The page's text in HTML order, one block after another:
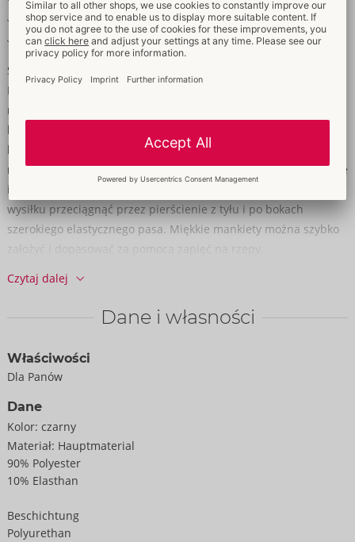
Miękkie mankiety zapinane na rzepy
Miękkie i elastyczne dla wysokiego komfortu noszenia
Spodnie z poczuciem przygody i zniewolenia!
Podkreślające spodnie od Svenjoyment w chłodnym czarnym
matowym wyglądzie. Ekscytująco pozbawione dołu i z zamkiem
błyskawicznym w saszetce. Miękkie i elastyczne dla wysokiego
komfortu noszenia. Jako specjalny dodatek dołączone są 2
mankiety na kostki - stylowo dopasowane w matowym wyglądzie
i idealne do wygodnego zabezpieczenia dłoni. Można je bez
wysiłku przeciągnąć przez pierścienie z tyłu i po bokach
szerokiego elastycznego pasa. Miękkie mankiety można szybko
90% poliester, 10% elastan, powłoka poliuretanowa.
Czytaj dalej
Dane i własności
Właściwości
Dla Panów
Dane
Kolor: czarny
Materiał: Hauptmaterial
90% Polyester
10% Elasthan
Beschichtung
Polyurethan